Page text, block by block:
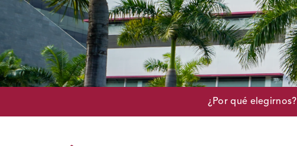
¿Por qué elegirnos?